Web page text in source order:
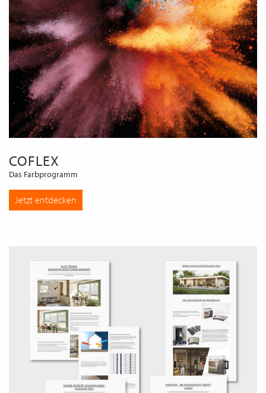
COFLEX
Das Farbprogramm
Jetzt entdecken